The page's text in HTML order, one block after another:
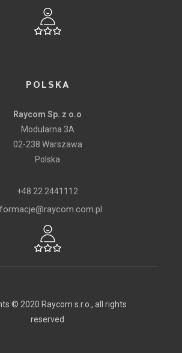
POLSKA
Raycom Sp. z o.o
Modularna 3A
02-238 Warszawa
Polska
+48 22 2441112
© 2020 Raycom s.r.o., all rights
reserved